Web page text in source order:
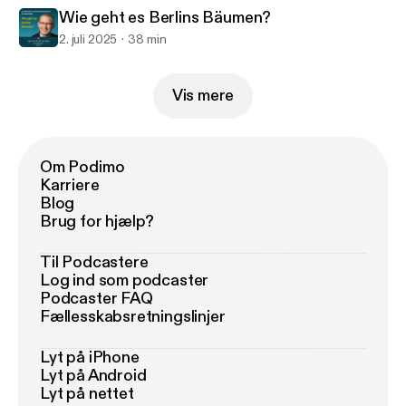
Wie geht es Berlins Bäumen?
2. juli 2025 38 min
Vis mere
Om Podimo
Karriere
Blog
Brug for hjælp?
Til Podcastere
Log ind som podcaster
Podcaster FAQ
Fællesskabsretningslinjer
Lyt på iPhone
Lyt på Android
Lyt på nettet